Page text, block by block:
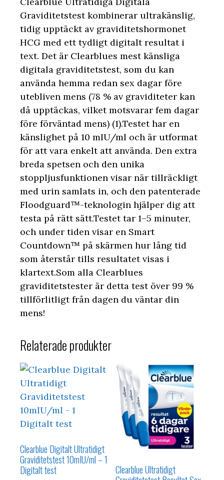
Graviditetstest kombinerar ultrakänslig,
tidig upptäckt av graviditetshormonet
HCG med ett tydligt digitalt resultat i
text. Det är Clearblues mest känsliga
digitala graviditetstest, som du kan
använda hemma redan sex dagar före
utebliven mens (78 % av graviditeter kan
då upptäckas, vilket motsvarar fem dagar
före förväntad mens) (1).Testet har en
känslighet på 10 mIU/ml och är utformat
för att vara enkelt att använda. Den extra
breda spetsen och den unika
stoppljusfunktionen visar när tillräckligt
med urin samlats in, och den patenterade
Floodguard™-teknologin hjälper dig att
testa på rätt sätt.Testet tar 1–5 minuter,
och under tiden visar en Smart
Countdown™ på skärmen hur lång tid
som återstår tills resultatet visas i
klartext.Som alla Clearblues
graviditetstester är detta test över 99 %
tillförlitligt från dagen du väntar din
mens!
Relaterade produkter
Clearblue Digitalt Ultratidigt
Graviditetstest 10mIU/ml – 1
Digitalt test
Clearblue Ultratidigt